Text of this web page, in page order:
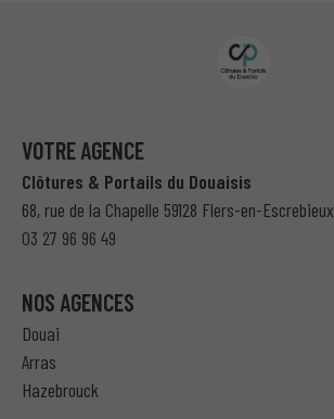
VOTRE AGENCE
Clôtures & Portails du Douaisis
68, rue de la Chapelle 59128 Flers-en-Escrebieux
03 27 96 96 49
NOS AGENCES
Douai
Arras
Hazebrouck